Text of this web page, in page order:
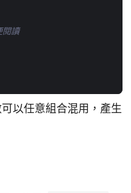
閱讀
以任意組合混用，產生